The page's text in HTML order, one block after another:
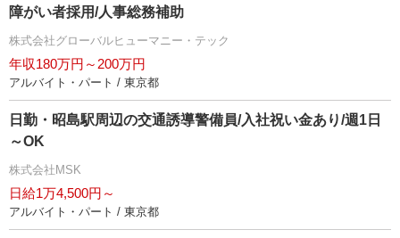
障がい者採用/人事総務補助
株式会社グローバルヒューマニー・テック
年収180万円～200万円
アルバイト・パート / 東京都
日勤・昭島駅周辺の交通誘導警備員/入社祝い金あり/週1日
～OK
株式会社MSK
日給1万4,500円～
アルバイト・パート / 東京都